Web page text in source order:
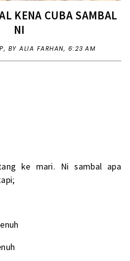
KENA CUBA SAMBAL
NI
, BY ALIA FARHAN, 6:23 AM
ke mari. Ni sambal apa